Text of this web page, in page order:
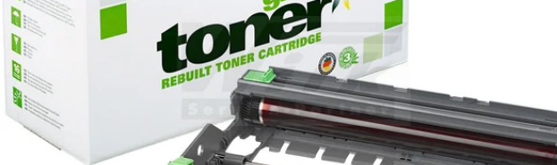
Sie das Medium 0 im Modalformat